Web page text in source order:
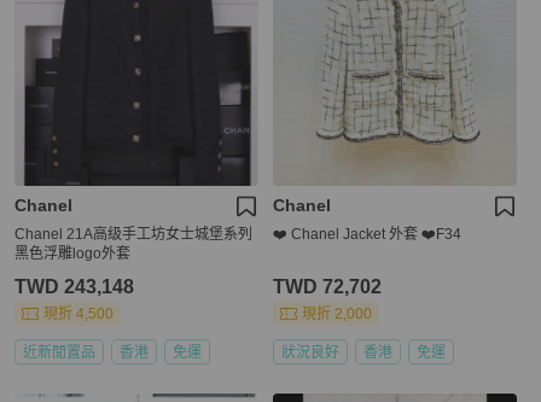
Chanel
Chanel 21A高级手工坊女士城堡系列
黑色浮雕logo外套
TWD 243,148
現折 4,500
近新閒置品 香港 免運
Chanel
❤️ Chanel Jacket 外套 ❤️F34
TWD 72,702
現折 2,000
狀況良好 香港 免運